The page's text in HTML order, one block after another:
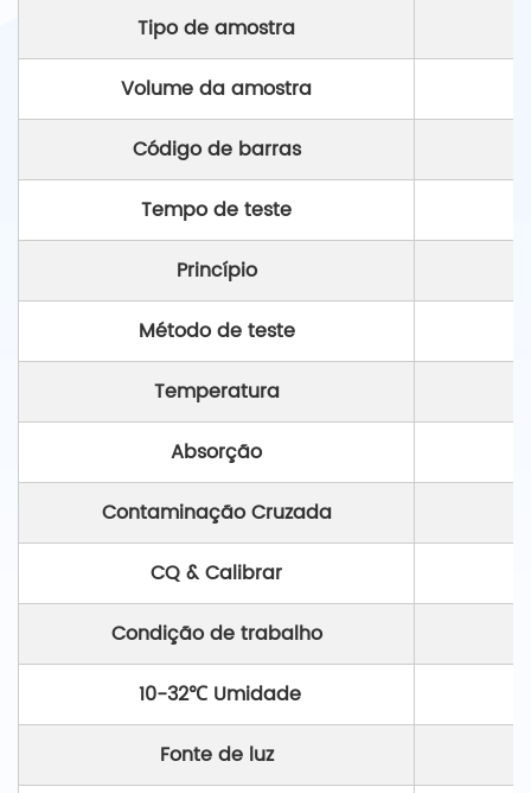
Tipo de amostra
Volume da amostra
Código de barras
Tempo de teste
Princípio
Método de teste
Temperatura
Absorção
Contaminação Cruzada
CQ & Calibrar
Condição de trabalho
10-32℃ Umidade
Fonte de luz